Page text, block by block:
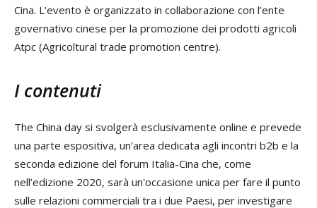
Cina. L'evento è organizzato in collaborazione con l’ente
governativo cinese per la promozione dei prodotti agricoli
Atpc (Agricoltural trade promotion centre).
I contenuti
The China day si svolgerà esclusivamente online e prevede
una parte espositiva, un’area dedicata agli incontri b2b e la
seconda edizione del forum Italia-Cina che, come
nell’edizione 2020, sarà un'occasione unica per fare il punto
sulle relazioni commerciali tra i due Paesi, per investigare